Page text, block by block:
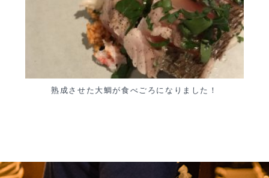
熟成させた大鯛が食べごろになりました！